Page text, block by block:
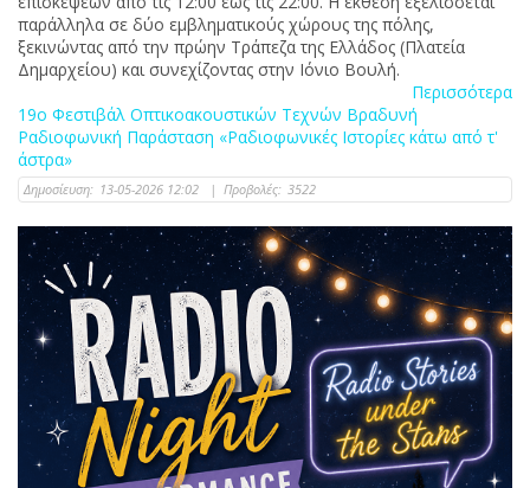
παράλληλα σε δύο εμβληματικούς χώρους της πόλης,
ξεκινώντας από την πρώην Τράπεζα της Ελλάδος (Πλατεία
Δημαρχείου) και συνεχίζοντας στην Ιόνιο Βουλή.
Περισσότερα
19ο Φεστιβάλ Οπτικοακουστικών Τεχνών Bραδυνή
Ραδιοφωνική Παράσταση «Ραδιοφωνικές Ιστορίες κάτω από τ'
άστρα»
Δημοσίευση: 13-05-2026 12:02 | Προβολές: 3522